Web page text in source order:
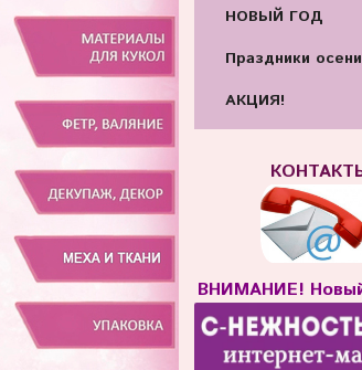
НОВЫЙ ГОД
Праздники осени
АКЦИЯ!
ВНИМАНИЕ!